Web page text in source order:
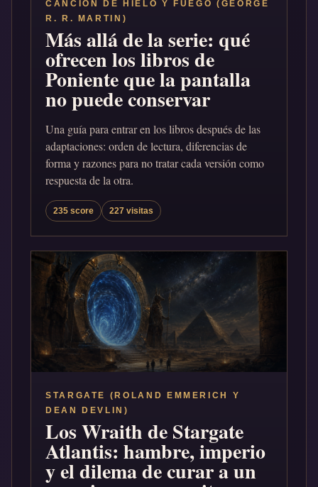
CANCIÓN DE HIELO Y FUEGO (GEORGE
R. R. MARTIN)
Más allá de la serie: qué
ofrecen los libros de
Poniente que la pantalla
no puede conservar
Una guía para entrar en los libros después de las
adaptaciones: orden de lectura, diferencias de
forma y razones para no tratar cada versión como
respuesta de la otra.
235 score 227 visitas
STARGATE (ROLAND EMMERICH Y
DEAN DEVLIN)
Los Wraith de Stargate
Atlantis: hambre, imperio
y el dilema de curar a un